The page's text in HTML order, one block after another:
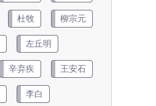
杜牧 柳宗元
左丘明
辛弃疾 王安石
李白